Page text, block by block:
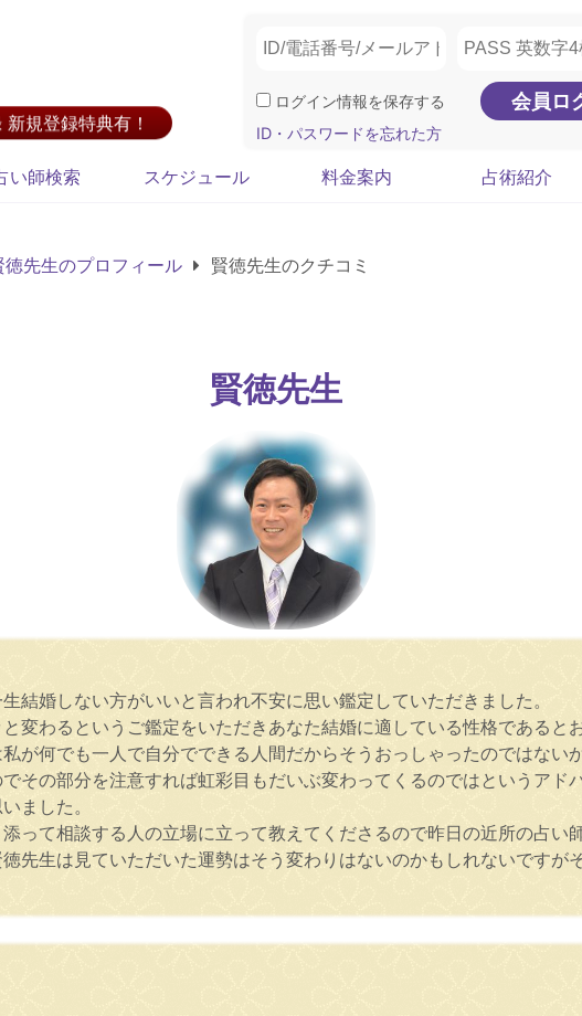
規登録特典有！
ログイン情報を保存する
ID・パスワードを忘れた方
い師検索 スケジュール 料金案内 占術紹介
徳先生のプロフィール 賢徳先生のクチコミ
賢徳先生
結婚しない方がいいと言われ不安に思い鑑定していただきました。
変わるというご鑑定をいただきあなた結婚に適している性格であると
が何でも一人で自分でできる人間だからそうおっしゃったのではない
その部分を注意すれば虹彩目もだいぶ変わってくるのではというアド
ました。
って相談する人の立場に立って教えてくださるので昨日の近所の占い
先生は見ていただいた運勢はそう変わりはないのかもしれないですが